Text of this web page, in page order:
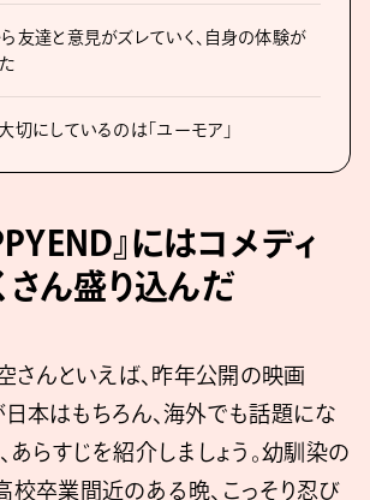
友達と意見がズレていく、自身の体験が
切にしているのは「ユーモア」
』にはコメディ
さん盛り込んだ
さんといえば、昨年公開の映画
日本はもちろん、海外でも話題にな
あらすじを紹介しましょう。幼馴染の
校卒業間近のある晩、こっそり忍び